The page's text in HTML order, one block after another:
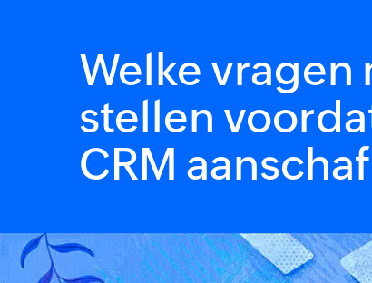
Welke vragen
stellen
CRM